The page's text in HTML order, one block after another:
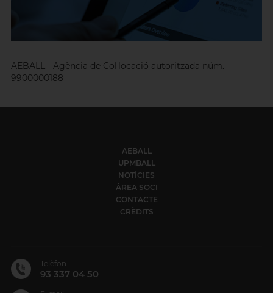
AEBALL - Agència de Col·locació autoritzada núm.
9900000188
AEBALL
UPMBALL
NOTÍCIES
ÀREA SOCI
CONTACTE
CRÈDITS
Telèfon
93 337 04 50